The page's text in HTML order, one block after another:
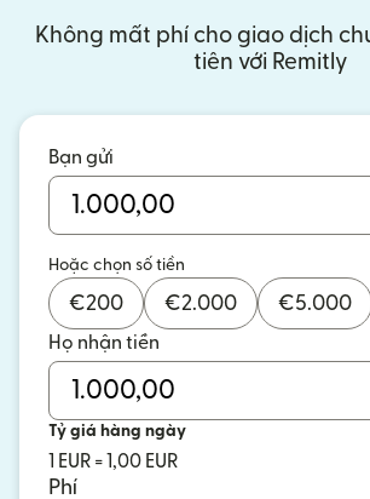
Không mất phí cho giao dịch
tiên với Remitly
Bạn gửi
Hoặc chọn số tiền
€200 €2.000 €5.000
Họ nhận tiền
Tỷ giá hàng ngày
1 EUR = 1,00 EUR
Phí